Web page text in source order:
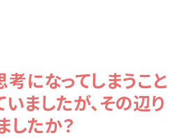
になってしまうこと
ましたが、その辺り
したか？